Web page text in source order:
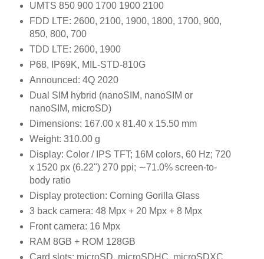
UMTS 850 900 1700 1900 2100
FDD LTE: 2600, 2100, 1900, 1800, 1700, 900,
850, 800, 700
TDD LTE: 2600, 1900
P68, IP69K, MIL-STD-810G
Announced: 4Q 2020
Dual SIM hybrid (nanoSIM, nanoSIM or
nanoSIM, microSD)
Dimensions: 167.00 x 81.40 x 15.50 mm
Weight: 310.00 g
Display: Color / IPS TFT; 16M colors, 60 Hz; 720
x 1520 px (6.22") 270 ppi; ∼71.0% screen-to-
body ratio
Display protection: Corning Gorilla Glass
3 back camera: 48 Mpx + 20 Mpx + 8 Mpx
Front camera: 16 Mpx
RAM 8GB + ROM 128GB
Card slots: microSD, microSDHC, microSDXC